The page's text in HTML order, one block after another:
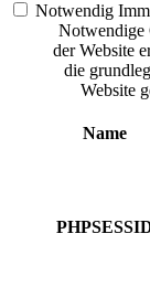
Notwendig
Notwendige
der Website
die
Website
Name